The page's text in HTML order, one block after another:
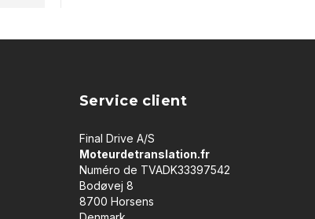
Service client
Final Drive A/S
Moteurdetranslation.fr
Numéro de TVADK33397542
Bodøvej 8
8700 Horsens